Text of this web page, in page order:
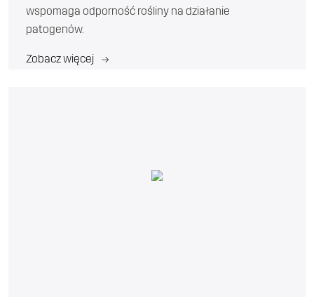
wspomaga odporność rośliny na działanie
patogenów.
Zobacz więcej